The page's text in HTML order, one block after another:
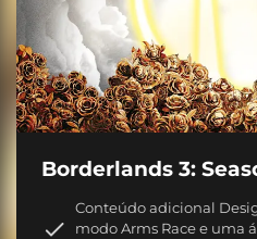
Borderlands 3:
Conteúdo adicional
modo Arms Race e uma